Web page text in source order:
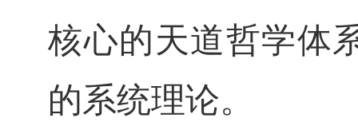
核心的天道哲学体
的系统理论。